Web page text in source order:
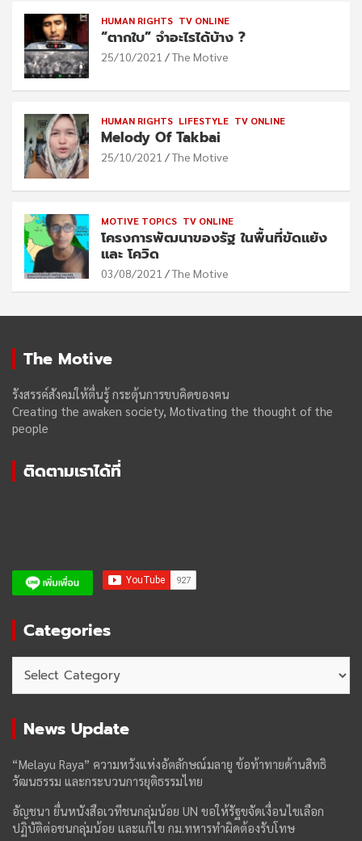
HUMAN RIGHTS TV ONLINE
“ตากใบ” จำอะไรได้บ้าง ?
25/10/2021 The Motive
HUMAN RIGHTS LIFESTYLE TV ONLINE
Melody Of Takbai
25/10/2021 The Motive
MOTIVE TOPICS TV ONLINE
โครงการพัฒนาของรัฐ ในพื้นที่ขัดแย้ง
และ โควิด
03/08/2021 The Motive
The Motive
รังสรรค์สังคมให้ตื่นรู้ กระตุ้นการขบคิดของฅน
Creating the awaken society, Motivating the thought of the
people
ติดตามเราได้ที่
Categories
News Update
“Melayu Raya” ความหวังแห่งอัตลักษณ์มลายู ข้อท้าทายด้านสิทธิ
วัฒนธรรม และกระบวนการยุติธรรมไทย
อัญชนา ยื่นหนังสือเวทีชนกลุ่มน้อย UN ขอให้รัฐขจัดเงื่อนไขเลือก
ปฏิบัติต่อชนกลุ่มน้อย และแก้ไข กม.ทหารทำผิดต้องรับโทษ